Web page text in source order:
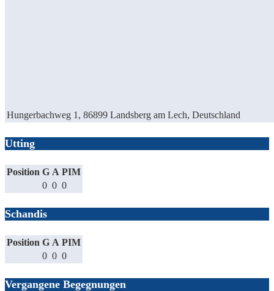
Hungerbachweg 1, 86899 Landsberg am Lech, Deutschland
Utting
Position G A PIM
0 0 0
Schandis
Position G A PIM
0 0 0
Vergangene Begegnungen